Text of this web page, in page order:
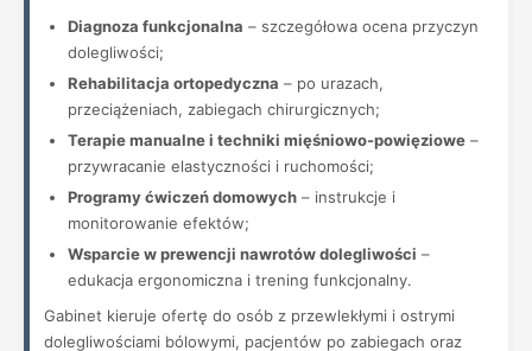
Diagnoza funkcjonalna – szczegółowa ocena przyczyn
dolegliwości;
Rehabilitacja ortopedyczna – po urazach,
przeciążeniach, zabiegach chirurgicznych;
Terapie manualne i techniki mięśniowo-powięziowe –
przywracanie elastyczności i ruchomości;
Programy ćwiczeń domowych – instrukcje i
monitorowanie efektów;
Wsparcie w prewencji nawrotów dolegliwości –
edukacja ergonomiczna i trening funkcjonalny.
Gabinet kieruje ofertę do osób z przewlekłymi i ostrymi
dolegliwościami bólowymi, pacjentów po zabiegach oraz